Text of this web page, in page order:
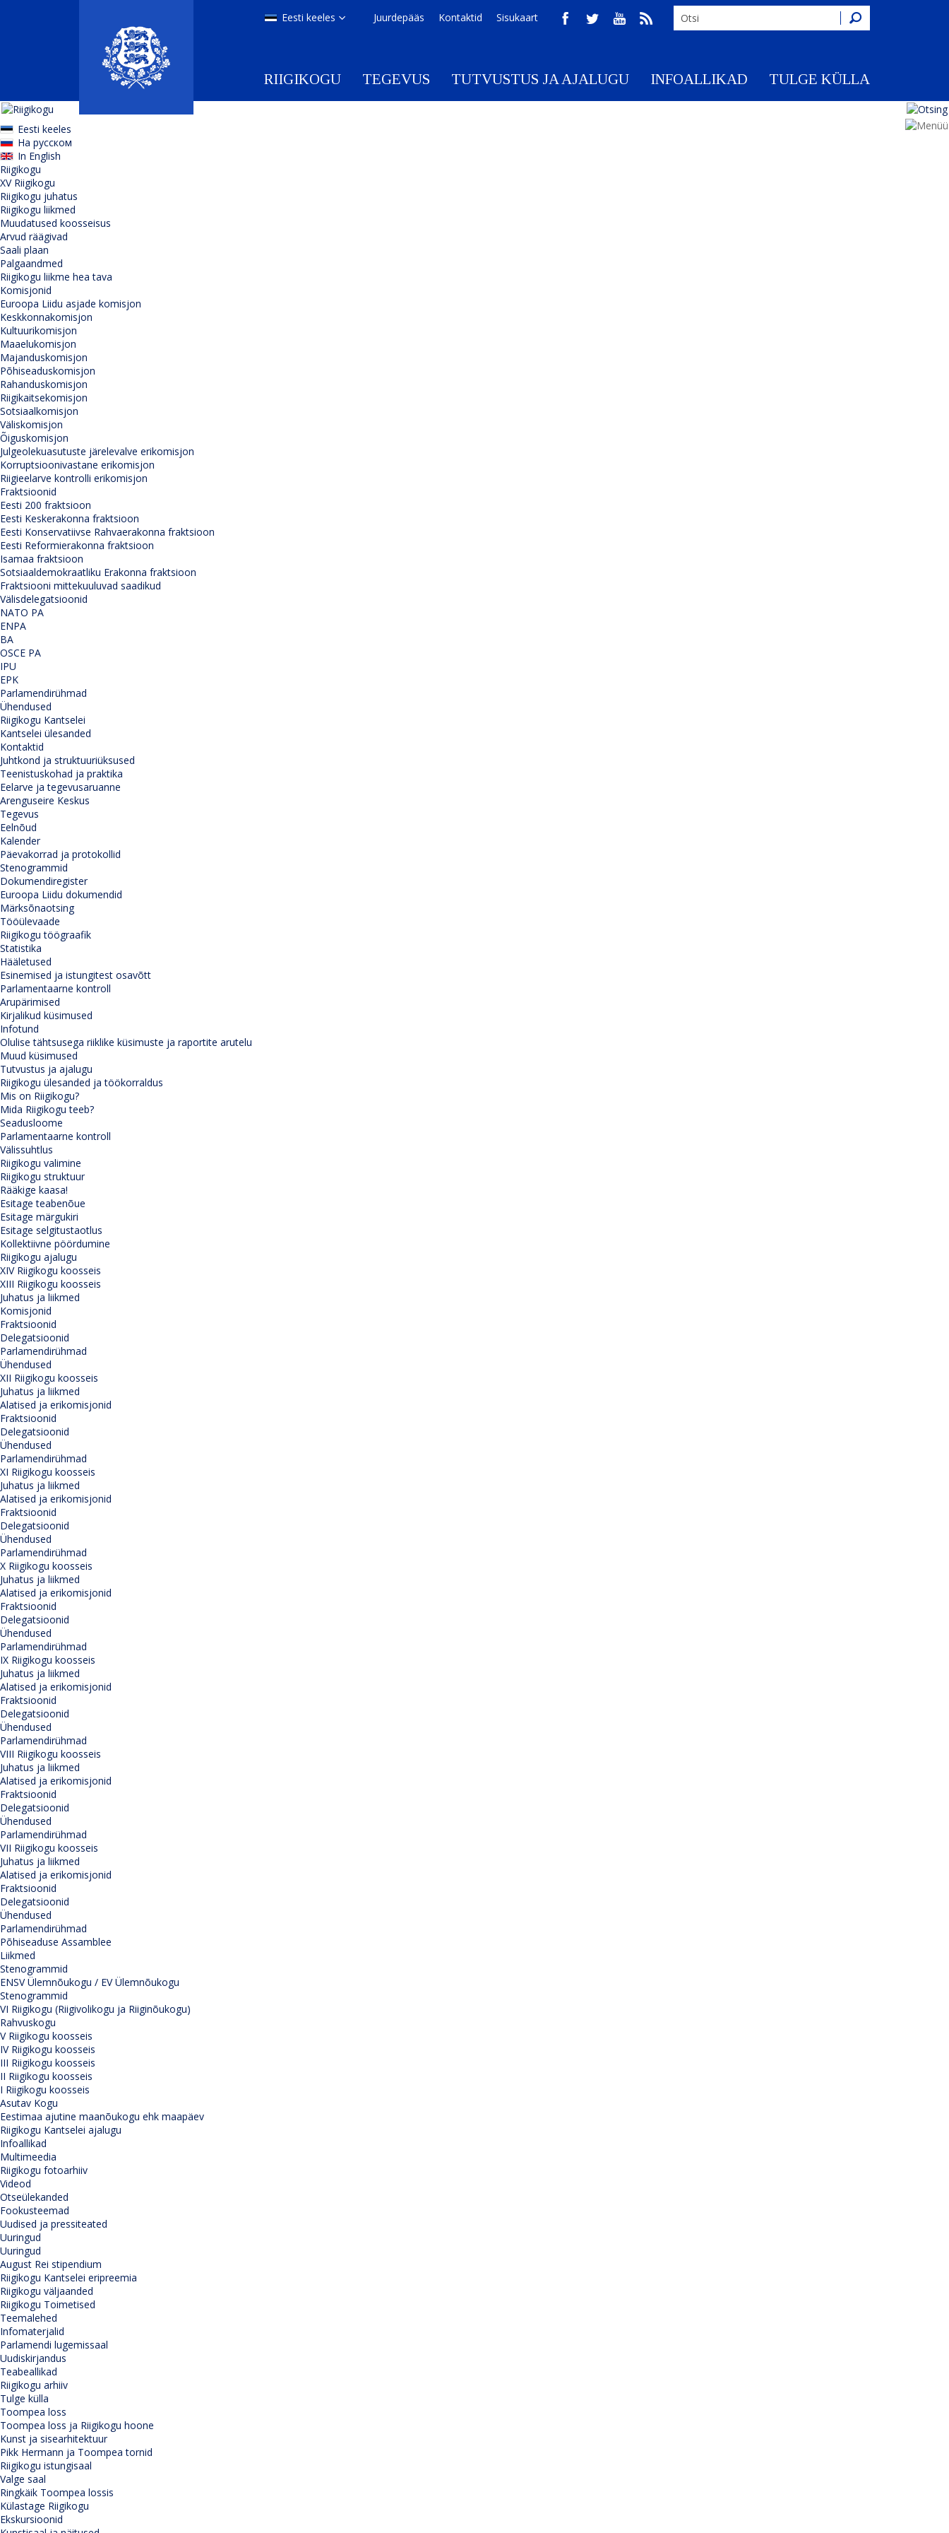
Otsing
Juurdepääs Kontaktid Sisukaart
Eesti keeles
RIIGIKOGU TEGEVUS TUTVUSTUS JA AJALUGU INFOALLIKAD TULGE KÜLLA
Eesti keeles
На русском
In English
Riigikogu
XV Riigikogu
Riigikogu juhatus
Riigikogu liikmed
Muudatused koosseisus
Arvud räägivad
Saali plaan
Palgaandmed
Riigikogu liikme hea tava
Komisjonid
Euroopa Liidu asjade komisjon
Keskkonnakomisjon
Kultuurikomisjon
Maaelukomisjon
Majanduskomisjon
Põhiseaduskomisjon
Rahanduskomisjon
Riigikaitsekomisjon
Sotsiaalkomisjon
Väliskomisjon
Õiguskomisjon
Julgeolekuasutuste järelevalve erikomisjon
Korruptsioonivastane erikomisjon
Riigieelarve kontrolli erikomisjon
Fraktsioonid
Eesti 200 fraktsioon
Eesti Keskerakonna fraktsioon
Eesti Konservatiivse Rahvaerakonna fraktsioon
Eesti Reformierakonna fraktsioon
Isamaa fraktsioon
Sotsiaaldemokraatliku Erakonna fraktsioon
Fraktsiooni mittekuuluvad saadikud
Välisdelegatsioonid
NATO PA
ENPA
BA
OSCE PA
IPU
EPK
Parlamendirühmad
Ühendused
Riigikogu Kantselei
Kantselei ülesanded
Kontaktid
Juhtkond ja struktuuriüksused
Teenistuskohad ja praktika
Eelarve ja tegevusaruanne
Arenguseire Keskus
Tegevus
Eelnõud
Kalender
Päevakorrad ja protokollid
Stenogrammid
Dokumendiregister
Euroopa Liidu dokumendid
Märksõnaotsing
Tööülevaade
Riigikogu töögraafik
Statistika
Hääletused
Esinemised ja istungitest osavõtt
Parlamentaarne kontroll
Arupärimised
Kirjalikud küsimused
Infotund
Olulise tähtsusega riiklike küsimuste ja raportite arutelu
Muud küsimused
Tutvustus ja ajalugu
Riigikogu ülesanded ja töökorraldus
Mis on Riigikogu?
Mida Riigikogu teeb?
Seadusloome
Parlamentaarne kontroll
Välissuhtlus
Riigikogu valimine
Riigikogu struktuur
Rääkige kaasa!
Esitage teabenõue
Esitage märgukiri
Esitage selgitustaotlus
Kollektiivne pöördumine
Riigikogu ajalugu
XIV Riigikogu koosseis
XIII Riigikogu koosseis
Juhatus ja liikmed
Komisjonid
Fraktsioonid
Delegatsioonid
Parlamendirühmad
Ühendused
XII Riigikogu koosseis
Juhatus ja liikmed
Alatised ja erikomisjonid
Fraktsioonid
Delegatsioonid
Ühendused
Parlamendirühmad
XI Riigikogu koosseis
Juhatus ja liikmed
Alatised ja erikomisjonid
Fraktsioonid
Delegatsioonid
Ühendused
Parlamendirühmad
X Riigikogu koosseis
Juhatus ja liikmed
Alatised ja erikomisjonid
Fraktsioonid
Delegatsioonid
Ühendused
Parlamendirühmad
IX Riigikogu koosseis
Juhatus ja liikmed
Alatised ja erikomisjonid
Fraktsioonid
Delegatsioonid
Ühendused
Parlamendirühmad
VIII Riigikogu koosseis
Juhatus ja liikmed
Alatised ja erikomisjonid
Fraktsioonid
Delegatsioonid
Ühendused
Parlamendirühmad
VII Riigikogu koosseis
Juhatus ja liikmed
Alatised ja erikomisjonid
Fraktsioonid
Delegatsioonid
Ühendused
Parlamendirühmad
Põhiseaduse Assamblee
Liikmed
Stenogrammid
ENSV Ülemnõukogu / EV Ülemnõukogu
Stenogrammid
VI Riigikogu (Riigivolikogu ja Riiginõukogu)
Rahvuskogu
V Riigikogu koosseis
IV Riigikogu koosseis
III Riigikogu koosseis
II Riigikogu koosseis
I Riigikogu koosseis
Asutav Kogu
Eestimaa ajutine maanõukogu ehk maapäev
Riigikogu Kantselei ajalugu
Infoallikad
Multimeedia
Riigikogu fotoarhiiv
Videod
Otseülekanded
Fookusteemad
Uudised ja pressiteated
Uuringud
Uuringud
August Rei stipendium
Riigikogu Kantselei eripreemia
Riigikogu väljaanded
Riigikogu Toimetised
Teemalehed
Infomaterjalid
Parlamendi lugemissaal
Uudiskirjandus
Teabeallikad
Riigikogu arhiiv
Tulge külla
Toompea loss
Toompea loss ja Riigikogu hoone
Kunst ja sisearhitektuur
Pikk Hermann ja Toompea tornid
Riigikogu istungisaal
Valge saal
Ringkäik Toompea lossis
Külastage Riigikogu
Ekskursioonid